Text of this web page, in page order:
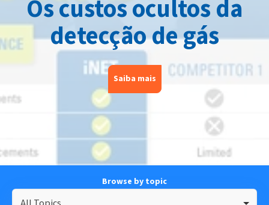
Os custos ocultos da
detecção de gás
Saiba mais
Browse by topic